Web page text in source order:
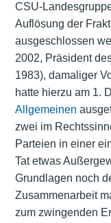
CSU-
Auflösung der
ausgeschlossen
2002, Präsident
1983), damaliger
hatte hierzu am 1.
Allgemeinen
zwei im
Parteien in einer
Tat etwas
Grundlagen noch
Zusammenarbeit
zum zwingenden